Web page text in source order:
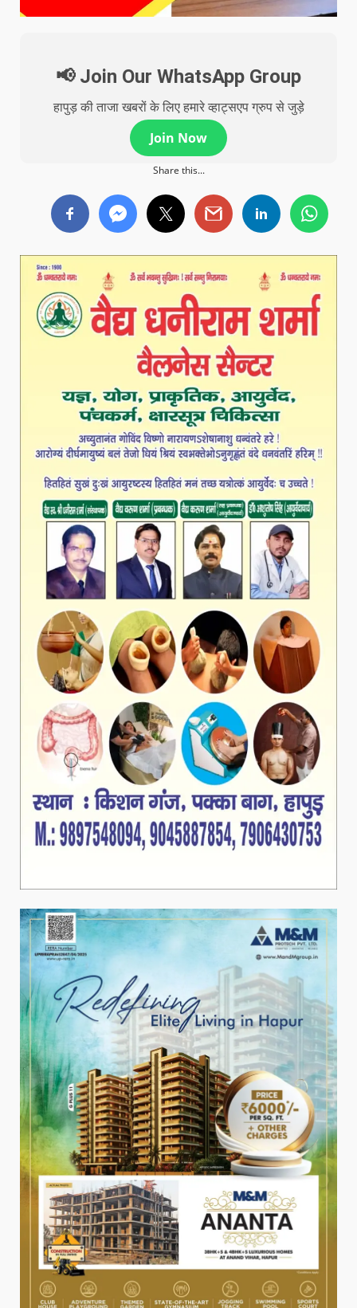
📢 Join Our WhatsApp Group
हापुड़ की ताजा खबरों के लिए हमारे व्हाट्सएप ग्रुप से जुड़े
Join Now
Share this...